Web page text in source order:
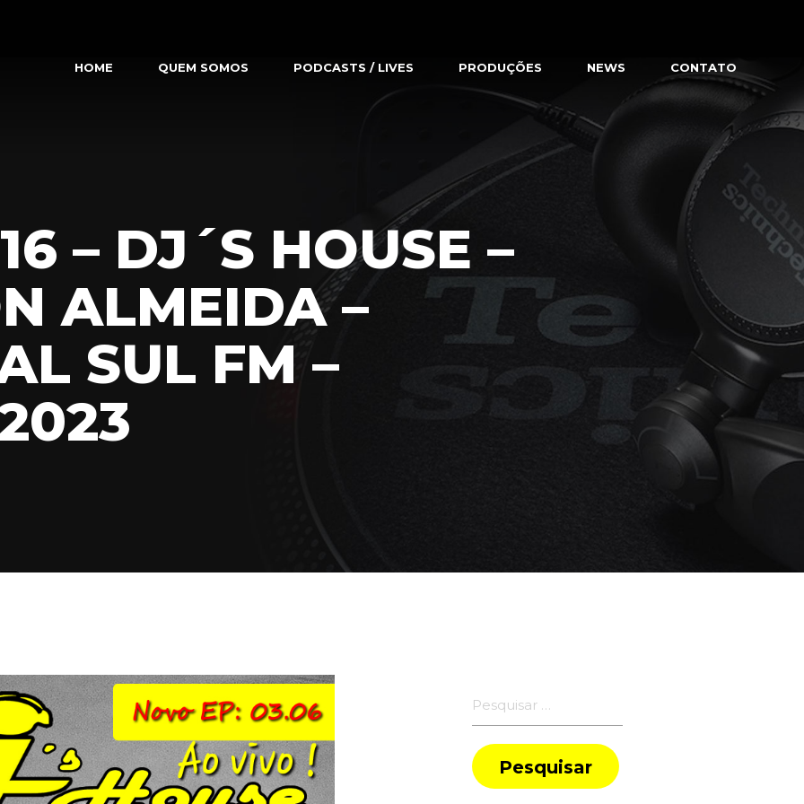
HOME QUEM SOMOS PODCASTS / LIVES PRODUÇÕES NEWS CONTATO
– DJ´S HOUSE –
ALMEIDA –
SUL FM –
por: